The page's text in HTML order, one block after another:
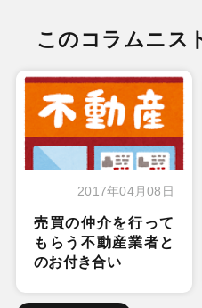
このコラムニス
2017年04月08日
売買の仲介を行って
もらう不動産業者と
のお付き合い